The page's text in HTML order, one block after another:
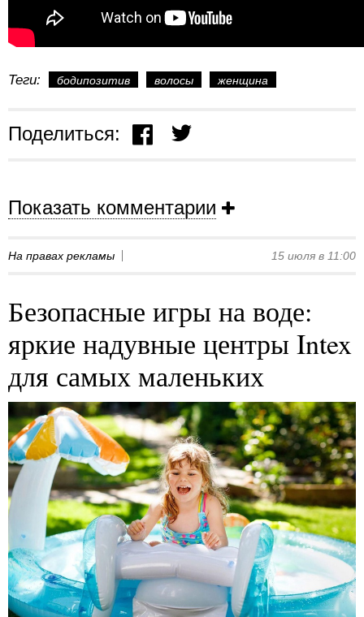
Теги: бодипозитив волосы женщина
Поделиться:
Показать комментарии
На правах рекламы 15 июля в 11:00
Безопасные игры на воде:
яркие надувные центры Intex
для самых маленьких